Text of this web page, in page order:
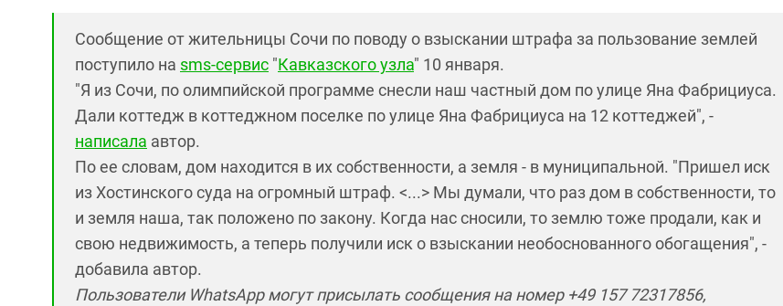
Сообщение от жительницы Сочи по поводу о взыскании штрафа за пользование землей
поступило на sms-сервис "Кавказского узла" 10 января.
"Я из Сочи, по олимпийской программе снесли наш частный дом по улице Яна Фабрициуса.
Дали коттедж в коттеджном поселке по улице Яна Фабрициуса на 12 коттеджей", -
написала автор.
По ее словам, дом находится в их собственности, а земля - в муниципальной. "Пришел иск
из Хостинского суда на огромный штраф. <...> Мы думали, что раз дом в собственности, то
и земля наша, так положено по закону. Когда нас сносили, то землю тоже продали, как и
свою недвижимость, а теперь получили иск о взыскании необоснованного обогащения", -
добавила автор.
Пользователи WhatsApp могут присылать сообщения на номер +49 157 72317856,